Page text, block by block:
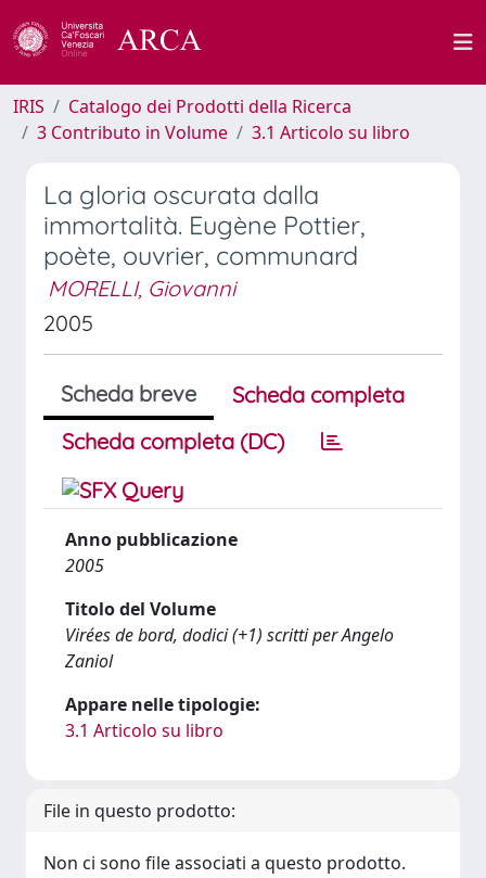
IRIS
Catalogo dei Prodotti della Ricerca
3 Contributo in Volume
3.1 Articolo su libro
La gloria oscurata dalla
immortalità. Eugène Pottier,
poète, ouvrier, communard
MORELLI, Giovanni
2005
Scheda breve
Scheda completa
Scheda completa (DC)
Anno pubblicazione
2005
Titolo del Volume
Virées de bord, dodici (+1) scritti per Angelo
Zaniol
Appare nelle tipologie:
3.1 Articolo su libro
File in questo prodotto:
Non ci sono file associati a questo prodotto.